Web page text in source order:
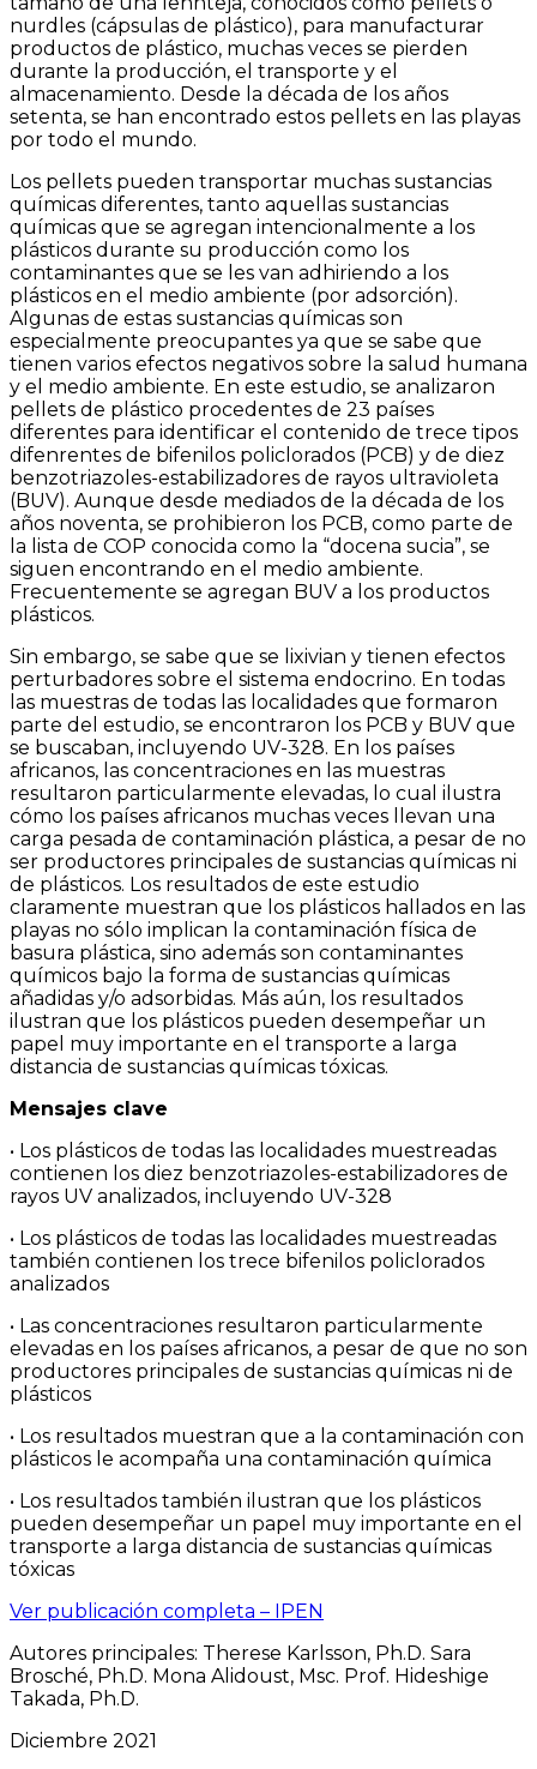
nurdles (cápsulas de plástico), para manufacturar
productos de plástico, muchas veces se pierden
durante la producción, el transporte y el
almacenamiento. Desde la década de los años
setenta, se han encontrado estos pellets en las playas
por todo el mundo.
Los pellets pueden transportar muchas sustancias
químicas diferentes, tanto aquellas sustancias
químicas que se agregan intencionalmente a los
plásticos durante su producción como los
contaminantes que se les van adhiriendo a los
plásticos en el medio ambiente (por adsorción).
Algunas de estas sustancias químicas son
especialmente preocupantes ya que se sabe que
tienen varios efectos negativos sobre la salud humana
y el medio ambiente. En este estudio, se analizaron
pellets de plástico procedentes de 23 países
diferentes para identificar el contenido de trece tipos
difenrentes de bifenilos policlorados (PCB) y de diez
benzotriazoles-estabilizadores de rayos ultravioleta
(BUV). Aunque desde mediados de la década de los
años noventa, se prohibieron los PCB, como parte de
la lista de COP conocida como la “docena sucia”, se
siguen encontrando en el medio ambiente.
Frecuentemente se agregan BUV a los productos
plásticos.
Sin embargo, se sabe que se lixivian y tienen efectos
perturbadores sobre el sistema endocrino. En todas
las muestras de todas las localidades que formaron
parte del estudio, se encontraron los PCB y BUV que
se buscaban, incluyendo UV-328. En los países
africanos, las concentraciones en las muestras
resultaron particularmente elevadas, lo cual ilustra
cómo los países africanos muchas veces llevan una
carga pesada de contaminación plástica, a pesar de no
ser productores principales de sustancias químicas ni
de plásticos. Los resultados de este estudio
claramente muestran que los plásticos hallados en las
playas no sólo implican la contaminación física de
basura plástica, sino además son contaminantes
químicos bajo la forma de sustancias químicas
añadidas y/o adsorbidas. Más aún, los resultados
ilustran que los plásticos pueden desempeñar un
papel muy importante en el transporte a larga
distancia de sustancias químicas tóxicas.
Mensajes clave
• Los plásticos de todas las localidades muestreadas
contienen los diez benzotriazoles-estabilizadores de
rayos UV analizados, incluyendo UV-328
• Los plásticos de todas las localidades muestreadas
también contienen los trece bifenilos policlorados
analizados
• Las concentraciones resultaron particularmente
elevadas en los países africanos, a pesar de que no son
productores principales de sustancias químicas ni de
plásticos
• Los resultados muestran que a la contaminación con
plásticos le acompaña una contaminación química
• Los resultados también ilustran que los plásticos
pueden desempeñar un papel muy importante en el
transporte a larga distancia de sustancias químicas
tóxicas
Ver publicación completa – IPEN
Autores principales: Therese Karlsson, Ph.D. Sara
Brosché, Ph.D. Mona Alidoust, Msc. Prof. Hideshige
Takada, Ph.D.
Diciembre 2021